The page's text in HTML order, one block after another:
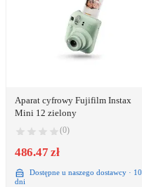
Aparat cyfrowy Fujifilm Instax
Mini 12 zielony
(0)
486.47 zł
Dostępne u naszego dostawcy · 10
dni